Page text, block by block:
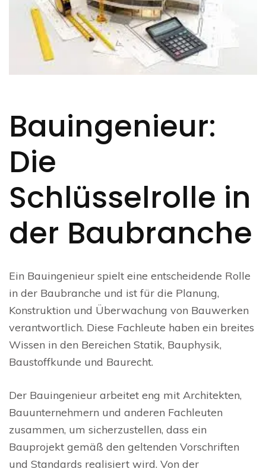
Bauingenieur:
Die
Schlüsselrolle in
der Baubranche
Ein Bauingenieur spielt eine entscheidende Rolle
in der Baubranche und ist für die Planung,
Konstruktion und Überwachung von Bauwerken
verantwortlich. Diese Fachleute haben ein breites
Wissen in den Bereichen Statik, Bauphysik,
Baustoffkunde und Baurecht.
Der Bauingenieur arbeitet eng mit Architekten,
Bauunternehmern und anderen Fachleuten
zusammen, um sicherzustellen, dass ein
Bauprojekt gemäß den geltenden Vorschriften
und Standards realisiert wird. Von der